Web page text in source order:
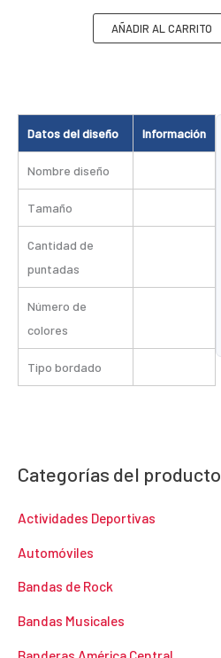
Datos del diseño Información
Nombre diseño
Tamaño
Cantidad de
puntadas
Número de
colores
Tipo bordado
AÑADIR AL CARRITO
Categorías del producto
Actividades Deportivas
Automóviles
Bandas de Rock
Bandas Musicales